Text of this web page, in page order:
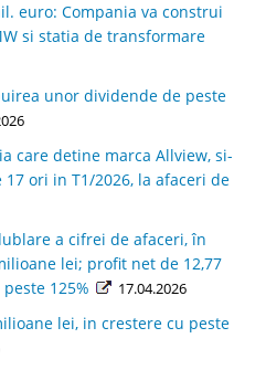
euro: Compania va construi
si statia de transformare
unor dividende de peste
care detine marca Allview, si-
ori in T1/2026, la afaceri de
a cifrei de afaceri, în
lei; profit net de 12,77
125%
17.04.2026
lei, in crestere cu peste